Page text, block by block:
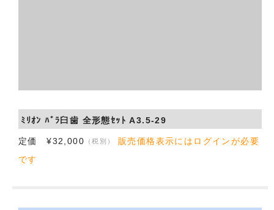
ﾐﾘｵﾝ ﾊﾞﾗ臼歯 全形態ｾｯﾄ A3.5-29
定価 ¥32,000 （税別）
販売価格表示にはログインが必要
です